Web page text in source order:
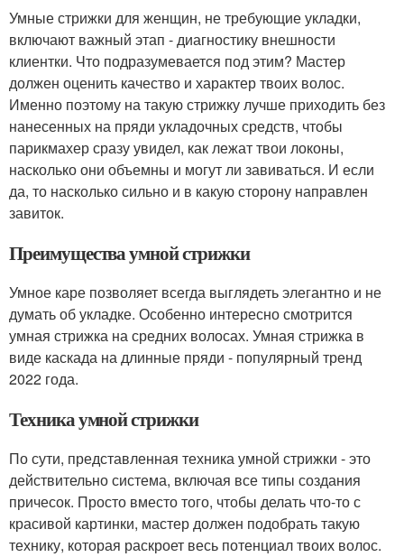
Умные стрижки для женщин, не требующие укладки,
включают важный этап - диагностику внешности
клиентки. Что подразумевается под этим? Мастер
должен оценить качество и характер твоих волос.
Именно поэтому на такую стрижку лучше приходить без
нанесенных на пряди укладочных средств, чтобы
парикмахер сразу увидел, как лежат твои локоны,
насколько они объемны и могут ли завиваться. И если
да, то насколько сильно и в какую сторону направлен
завиток.
Преимущества умной стрижки
Умное каре позволяет всегда выглядеть элегантно и не
думать об укладке. Особенно интересно смотрится
умная стрижка на средних волосах. Умная стрижка в
виде каскада на длинные пряди - популярный тренд
2022 года.
Техника умной стрижки
По сути, представленная техника умной стрижки - это
действительно система, включая все типы создания
причесок. Просто вместо того, чтобы делать что-то с
красивой картинки, мастер должен подобрать такую
технику, которая раскроет весь потенциал твоих волос.